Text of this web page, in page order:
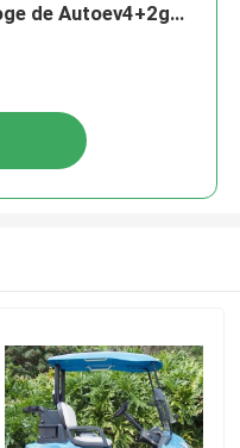
de Autoev4+2g